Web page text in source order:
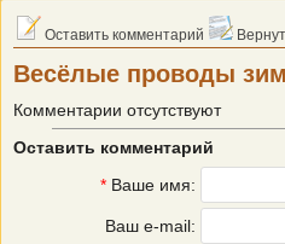
Оставить комментарий
Весёлые проводы
Комментарии отсутствуют
Оставить комментарий
* Ваше имя:
Ваш e-mail: